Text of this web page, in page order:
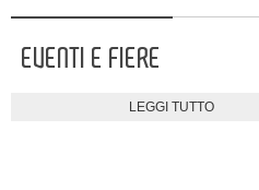
EVENTI E FIERE
LEGGI TUTTO